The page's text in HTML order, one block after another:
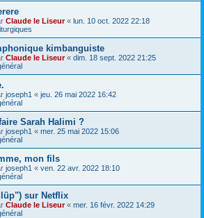
Claude le Liseur« lun. 10 oct. 2022 22:18
kimbanguiste
Claude le Liseur« dim. 18 sept. 2022 21:25
joseph1 « jeu. 26 mai 2022 16:42
Sarah Halimi ?
joseph1 « mer. 25 mai 2022 15:06
mon fils
joseph1 « ven. 22 avr. 2022 18:10
sur Netflix
Claude le Liseur« mer. 16 févr. 2022 14:29